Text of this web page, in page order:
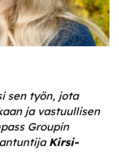
sen työn, jota
ja vastuullisen
Groupin
Kirsi-